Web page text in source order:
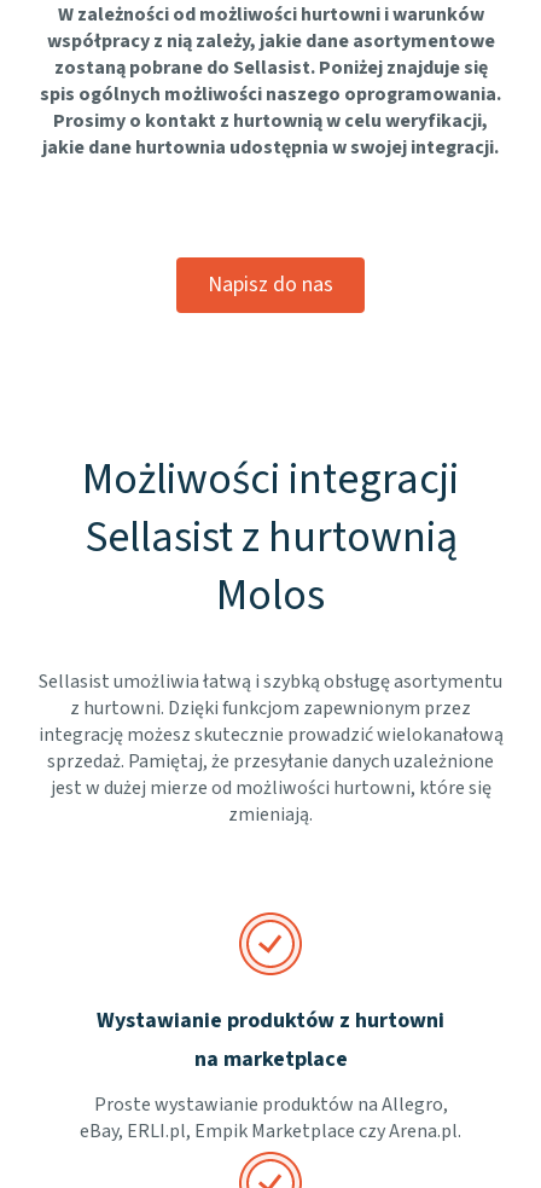
W zależności od możliwości hurtowni i warunków
współpracy z nią zależy, jakie dane asortymentowe
zostaną pobrane do Sellasist. Poniżej znajduje się
spis ogólnych możliwości naszego oprogramowania.
Prosimy o kontakt z hurtownią w celu weryfikacji,
jakie dane hurtownia udostępnia w swojej integracji.
Napisz do nas
Możliwości integracji
Sellasist z hurtownią
Molos
Sellasist umożliwia łatwą i szybką obsługę asortymentu
z hurtowni. Dzięki funkcjom zapewnionym przez
integrację możesz skutecznie prowadzić wielokanałową
sprzedaż. Pamiętaj, że przesyłanie danych uzależnione
jest w dużej mierze od możliwości hurtowni, które się
zmieniają.
Wystawianie produktów z hurtowni
na marketplace
Proste wystawianie produktów na Allegro,
eBay, ERLI.pl, Empik Marketplace czy Arena.pl.